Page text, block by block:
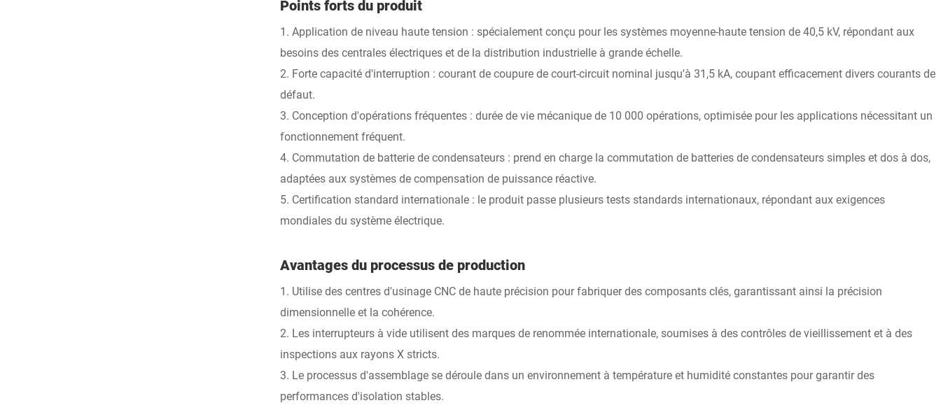
Points forts du produit
1. Application de niveau haute tension : spécialement conçu pour les systèmes moyenne-haute tension de 40,5 kV, répondant aux
besoins des centrales électriques et de la distribution industrielle à grande échelle.
2. Forte capacité d'interruption : courant de coupure de court-circuit nominal jusqu'à 31,5 kA, coupant efficacement divers courants de
défaut.
3. Conception d'opérations fréquentes : durée de vie mécanique de 10 000 opérations, optimisée pour les applications nécessitant un
fonctionnement fréquent.
4. Commutation de batterie de condensateurs : prend en charge la commutation de batteries de condensateurs simples et dos à dos,
adaptées aux systèmes de compensation de puissance réactive.
5. Certification standard internationale : le produit passe plusieurs tests standards internationaux, répondant aux exigences
mondiales du système électrique.
Avantages du processus de production
1. Utilise des centres d'usinage CNC de haute précision pour fabriquer des composants clés, garantissant ainsi la précision
dimensionnelle et la cohérence.
2. Les interrupteurs à vide utilisent des marques de renommée internationale, soumises à des contrôles de vieillissement et à des
inspections aux rayons X stricts.
3. Le processus d'assemblage se déroule dans un environnement à température et humidité constantes pour garantir des
performances d'isolation stables.